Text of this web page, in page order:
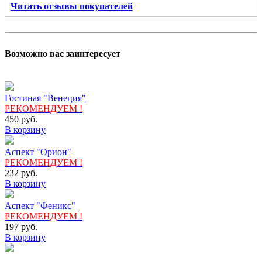
Читать отзывы покупателей
Возможно вас заинтересует
Гостиная "Венеция"
РЕКОМЕНДУЕМ !
450 руб.
В корзину
Аспект "Орион"
РЕКОМЕНДУЕМ !
232 руб.
В корзину
Аспект "Феникс"
РЕКОМЕНДУЕМ !
197 руб.
В корзину